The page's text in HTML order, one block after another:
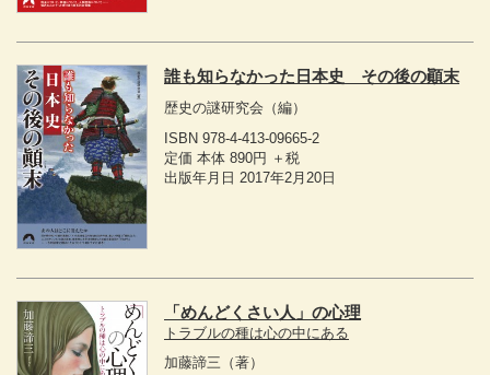
誰も知らなかった日本史 その後の顚末
歴史の謎研究会 （編）
ISBN 978-4-413-09665-2
定価 本体 890円 ＋税
出版年月日 2017年2月20日
「めんどくさい人」の心理
トラブルの種は心の中にある
加藤諦三 （著）